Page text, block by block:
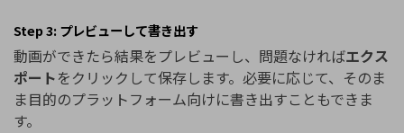
Step 3: プレビューして書き出す
動画ができたら結果をプレビューし、問題なければエクス
ポートをクリックして保存します。必要に応じて、そのま
ま目的のプラットフォーム向けに書き出すこともできま
す。